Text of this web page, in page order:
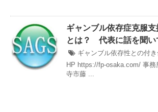
ギャンブル依存症克服
とは？ 代表に話を聞い
ギャンブル依存性との付
HP https://fp-osaka.com/ 事
寺市藤 ...